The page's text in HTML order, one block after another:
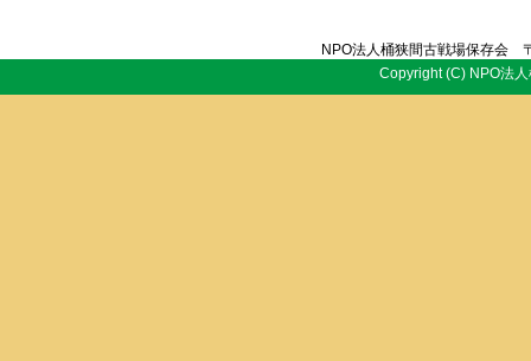
NPO法人桶狭間古戦場保存
Copyright (C) NPO法